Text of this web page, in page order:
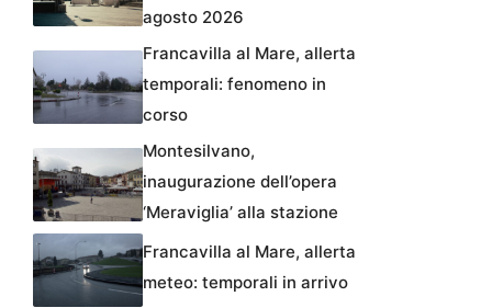
agosto 2026
Francavilla al Mare, allerta
temporali: fenomeno in
corso
Montesilvano,
inaugurazione dell’opera
‘Meraviglia’ alla stazione
Francavilla al Mare, allerta
meteo: temporali in arrivo